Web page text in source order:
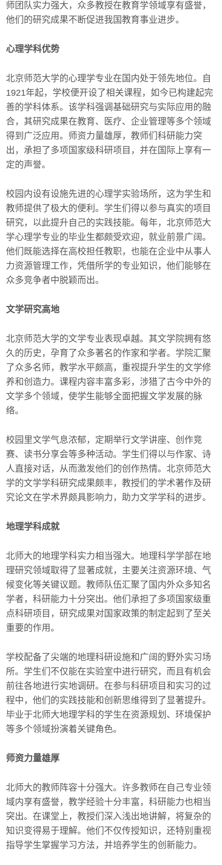
师团队实力强大，众多教授在教育学领域享有盛誉，
他们的研究成果不断促进我国教育事业进步。
心理学科优势
北京师范大学的心理学专业在国内处于领先地位。自
1921年起，学校便开设了相关课程，如今已构建起完
善的学科体系。该学科强调基础研究与实际应用的融
合，其研究成果在教育、医疗、企业管理等多个领域
得到广泛应用。师资力量雄厚，教师们科研能力突
出，承担了多项国家级科研项目，并在国际上享有一
定的声誉。
校园内设有设施先进的心理学实验场所，这为学生和
教师提供了极大的便利。学生们得以参与真实的项目
研究，以此提升自己的实践技能。每年，北京师范大
学心理学专业的毕业生都颇受欢迎，就业前景广阔。
他们既能选择在高校担任教职，也能在企业中从事人
力资源管理工作，凭借所学的专业知识，他们能够在
众多竞争者中脱颖而出。
文学研究高地
北京师范大学的文学专业表现卓越。其文学院拥有悠
久的历史，孕育了众多著名的作家和学者。学院汇聚
了众多名师，教学水平颇高，重视提升学生的文学修
养和创造力。课程内容丰富多彩，涉猎了古今中外的
文学多个领域，使学生能够全面把握文学发展的脉
络。
校园里文学气息浓郁，定期举行文学讲座、创作竞
赛、读书分享会等多种活动。学生们得以与作家、诗
人直接对话，从而激发他们的创作热情。北京师范大
学的文学学科研究成果颇丰，教授们的学术著作及研
究论文在学术界颇具影响力，助力文学学科的进步。
地理学科成就
北师大的地理学科实力相当强大。地理科学学部在地
理研究领域取得了显著成就，主要关注资源环境、气
候变化等关键议题。教师队伍汇聚了国内外众多知名
学者，科研能力十分突出。他们承担了多项国家级重
点科研项目，研究成果对国家政策的制定起到了至关
重要的作用。
学校配备了尖端的地理科研设施和广阔的野外实习场
所。学生们不仅能在实验室中进行研究，而且有机会
前往各地进行实地调研。在参与科研项目和实习的过
程中，他们的实践技能和创新思维得到了显著提升。
毕业于北师大地理学科的学生在资源规划、环境保护
等多个领域扮演着关键角色。
师资力量雄厚
北师大的教师阵容十分强大。许多教师在自己专业领
域内享有盛誉，教学经验十分丰富，科研能力也相当
突出。在课堂上，教授们深入浅出地讲解，将复杂的
知识变得易于理解。他们不仅传授知识，还特别重视
指导学生掌握学习方法，并培养学生的创新能力。